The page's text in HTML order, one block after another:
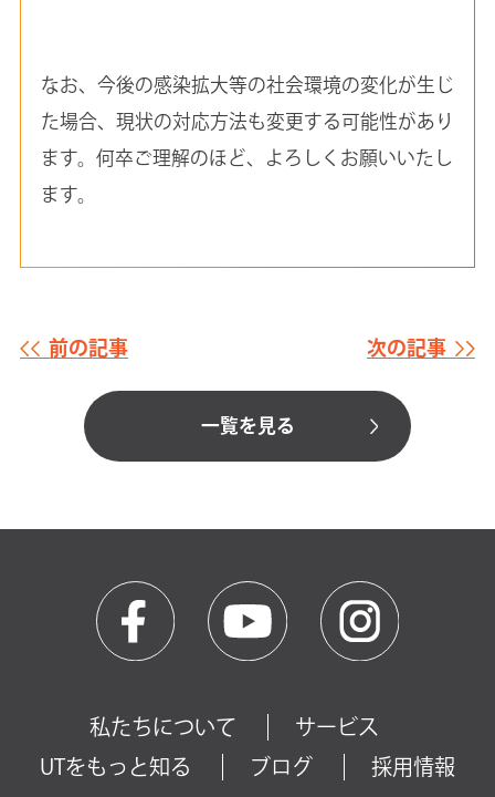
なお、今後の感染拡大等の社会環境の変化が生じ
た場合、現状の対応方法も変更する可能性があり
ます。何卒ご理解のほど、よろしくお願いいたし
ます。
前の記事
一覧を見る
次の記事
私たちについて
サービス
UTをもっと知る
ブログ 採用情報